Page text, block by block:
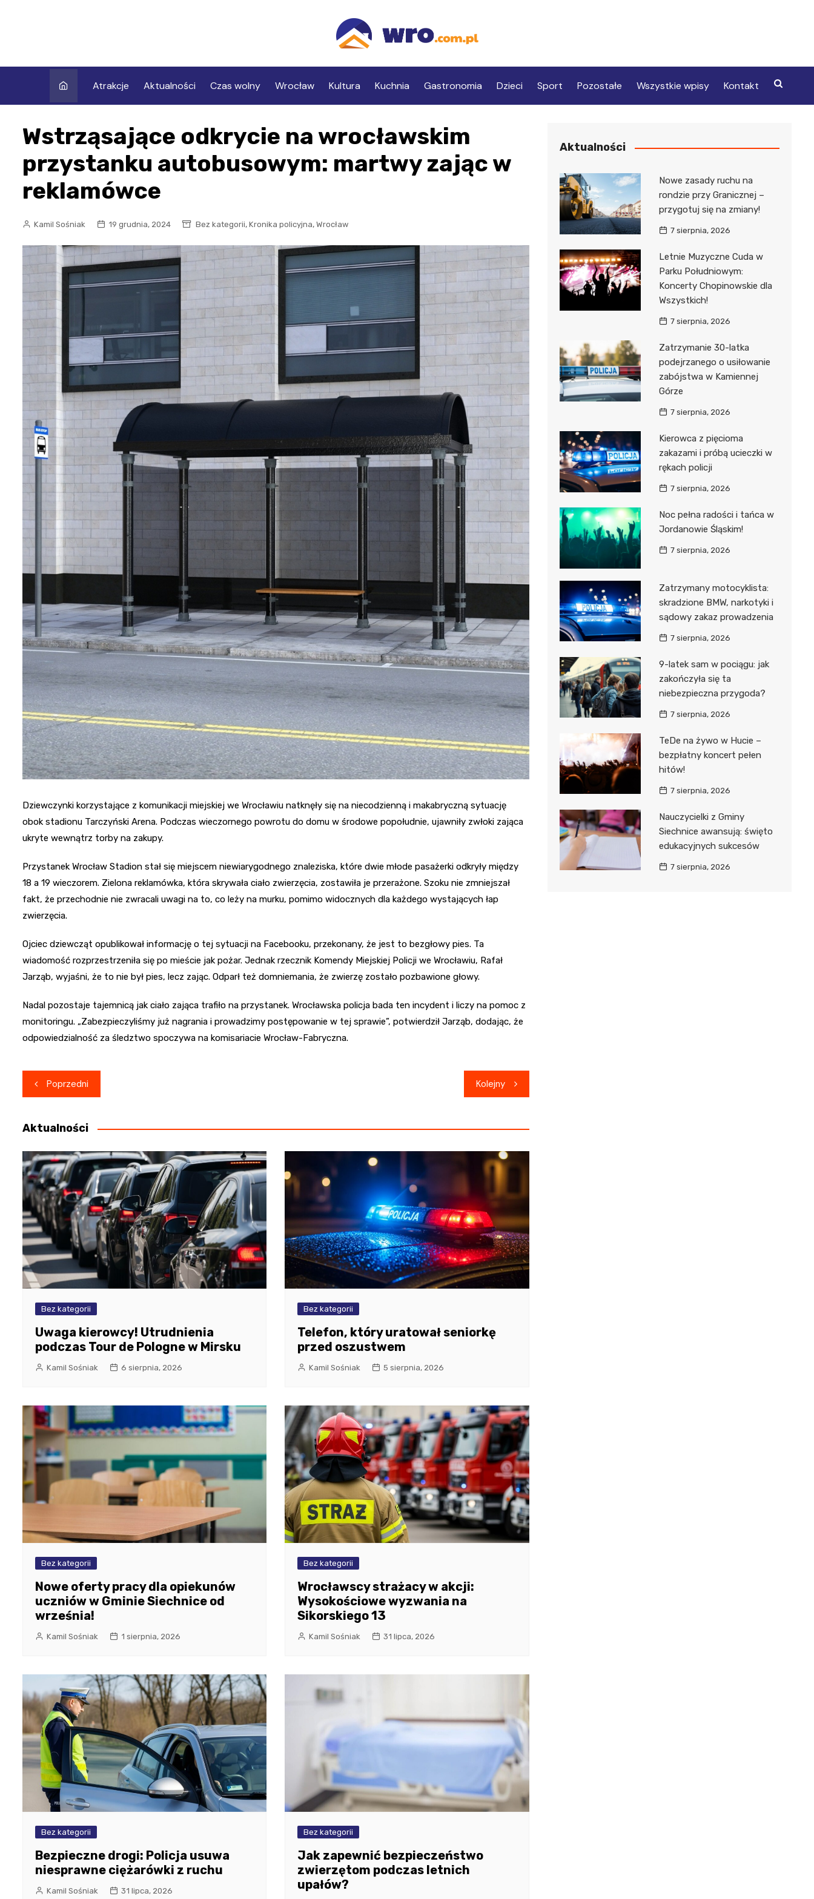
Atrakcje Aktualności Czas wolny Wrocław Kultura Kuchnia Gastronomia Dzieci Sport Pozostałe Wszystkie wpisy Kontakt
Wstrząsające odkrycie na wrocławskim
przystanku autobusowym: martwy zając w
reklamówce
Kamil Sośniak 19 grudnia, 2024 Bez kategorii, Kronika policyjna, Wrocław
Dziewczynki korzystające z komunikacji miejskiej we Wrocławiu natknęły się na niecodzienną i makabryczną sytuację
obok stadionu Tarczyński Arena. Podczas wieczornego powrotu do domu w środowe popołudnie, ujawniły zwłoki zająca
ukryte wewnątrz torby na zakupy.
Przystanek Wrocław Stadion stał się miejscem niewiarygodnego znaleziska, które dwie młode pasażerki odkryły między
18 a 19 wieczorem. Zielona reklamówka, która skrywała ciało zwierzęcia, zostawiła je przerażone. Szoku nie zmniejszał
fakt, że przechodnie nie zwracali uwagi na to, co leży na murku, pomimo widocznych dla każdego wystających łap
zwierzęcia.
Ojciec dziewcząt opublikował informację o tej sytuacji na Facebooku, przekonany, że jest to bezgłowy pies. Ta
wiadomość rozprzestrzeniła się po mieście jak pożar. Jednak rzecznik Komendy Miejskiej Policji we Wrocławiu, Rafał
Jarząb, wyjaśni, że to nie był pies, lecz zając. Odparł też domniemania, że zwierzę zostało pozbawione głowy.
Nadal pozostaje tajemnicą jak ciało zająca trafiło na przystanek. Wrocławska policja bada ten incydent i liczy na pomoc z
monitoringu. „Zabezpieczyliśmy już nagrania i prowadzimy postępowanie w tej sprawie”, potwierdził Jarząb, dodając, że
odpowiedzialność za śledztwo spoczywa na komisariacie Wrocław-Fabryczna.
Nawigacja
wpisu
Poprzedni Kolejny
Aktualności
Bez kategorii
Uwaga kierowcy! Utrudnienia
podczas Tour de Pologne w Mirsku
Kamil Sośniak 6 sierpnia, 2026
Bez kategorii
Telefon, który uratował seniorkę
przed oszustwem
Kamil Sośniak 5 sierpnia, 2026
Bez kategorii
Nowe oferty pracy dla opiekunów
uczniów w Gminie Siechnice od
września!
Kamil Sośniak 1 sierpnia, 2026
Bez kategorii
Wrocławscy strażacy w akcji:
Wysokościowe wyzwania na
Sikorskiego 13
Kamil Sośniak 31 lipca, 2026
Bez kategorii
Bezpieczne drogi: Policja usuwa
niesprawne ciężarówki z ruchu
Kamil Sośniak 31 lipca, 2026
Bez kategorii
Jak zapewnić bezpieczeństwo
zwierzętom podczas letnich
upałów?
Aktualności
Nowe zasady ruchu na
rondzie przy Granicznej –
przygotuj się na zmiany!
7 sierpnia, 2026
Letnie Muzyczne Cuda w
Parku Południowym:
Koncerty Chopinowskie dla
Wszystkich!
7 sierpnia, 2026
Zatrzymanie 30-latka
podejrzanego o usiłowanie
zabójstwa w Kamiennej
Górze
7 sierpnia, 2026
Kierowca z pięcioma
zakazami i próbą ucieczki w
rękach policji
7 sierpnia, 2026
Noc pełna radości i tańca w
Jordanowie Śląskim!
7 sierpnia, 2026
Zatrzymany motocyklista:
skradzione BMW, narkotyki i
sądowy zakaz prowadzenia
7 sierpnia, 2026
9-latek sam w pociągu: jak
zakończyła się ta
niebezpieczna przygoda?
7 sierpnia, 2026
TeDe na żywo w Hucie –
bezpłatny koncert pełen
hitów!
7 sierpnia, 2026
Nauczycielki z Gminy
Siechnice awansują: święto
edukacyjnych sukcesów
7 sierpnia, 2026